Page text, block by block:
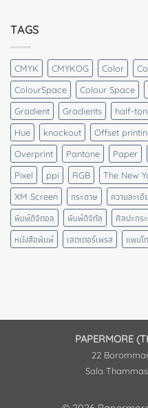
TAGS
CMYK CMYKOG Color
ColourSpace
Colour Space
Gradient
Gradients half-
Hue
knockout Offset
Overprint
Pantone Paper
Pixel
ppi RGB The New
XM Screen
กระดาษ ความละเอี
พิมพ์ดิจิตอล
พิมพ์ดิจิทัล ศิลปะกร
หนังสือพิมพ์
เลตเตอร์เพรส แพนโ
PAPERMORE
22
Sala